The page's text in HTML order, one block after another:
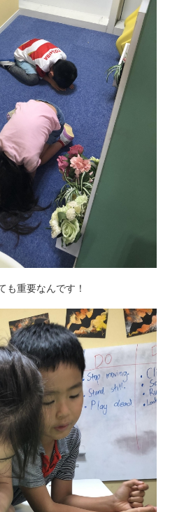
も重要なんです！